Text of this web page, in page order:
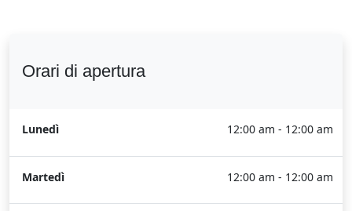
Orari di apertura
Lunedì 12:00 am - 12:00 am
Martedì 12:00 am - 12:00 am